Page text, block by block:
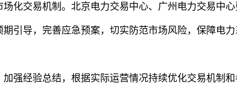
化交易机制。北京电力交易中心、广州电力交易中
引导，完善应急预案，切实防范市场风险，保障电
强经验总结，根据实际运营情况持续优化交易机制